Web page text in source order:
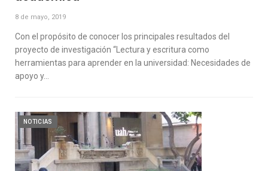
8 de mayo, 2019
Con el propósito de conocer los principales resultados del
proyecto de investigación “Lectura y escritura como
herramientas para aprender en la universidad: Necesidades de
apoyo y…
NOTICIAS